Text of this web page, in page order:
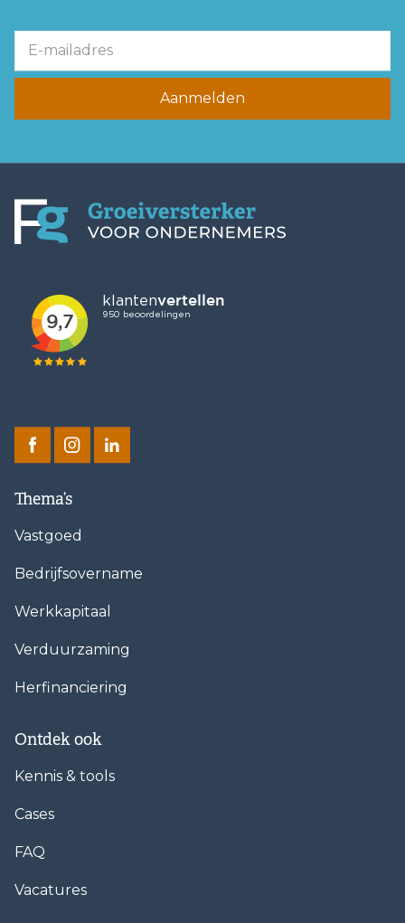
Aanmelden
Thema’s
Vastgoed
Bedrijfsovername
Werkkapitaal
Verduurzaming
Herfinanciering
Ontdek ook
Kennis & tools
Cases
FAQ
Vacatures